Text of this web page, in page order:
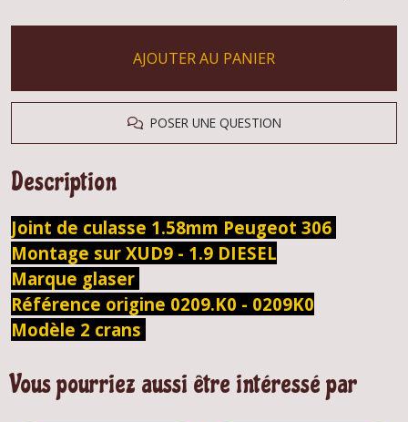
AJOUTER AU PANIER
POSER UNE QUESTION
Description
Joint de culasse 1.58mm Peugeot 306
Montage sur XUD9 - 1.9 DIESEL
Marque glaser
Référence origine 0209.K0 - 0209K0
Modèle 2 crans
Vous pourriez aussi être intéressé par